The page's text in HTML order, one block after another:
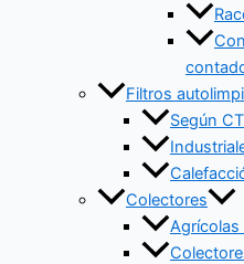
Filtros
Según
Colectores